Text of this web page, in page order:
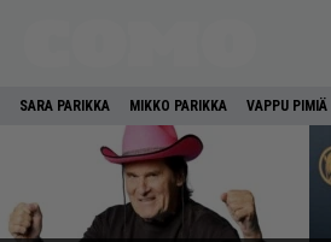
SARA PARIKKA MIKKO PARIKKA VAPPU PIMIÄ